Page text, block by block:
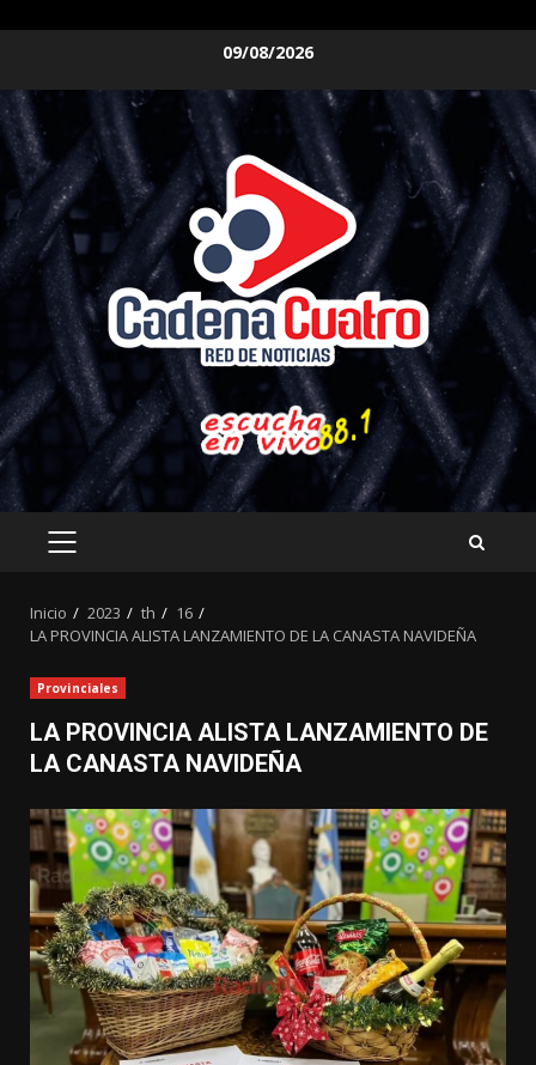
contenido
09/08/2026
MENÚ
Inicio 2023 th
16
LA PROVINCIA ALISTA LANZAMIENTO DE LA CANASTA NAVIDEÑA
Provinciales
LA PROVINCIA ALISTA LANZAMIENTO DE
LA CANASTA NAVIDEÑA